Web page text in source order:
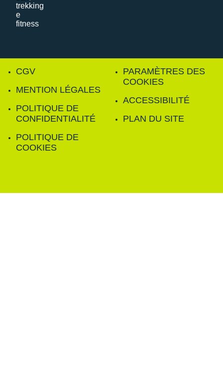
CGV
MENTION LÉGALES
POLITIQUE DE
CONFIDENTIALITÉ
POLITIQUE DE
COOKIES
PARAMÈTRES DES
COOKIES
ACCESSIBILITÉ
PLAN DU SITE